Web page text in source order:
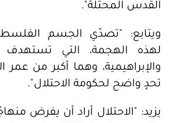
القدس المحتلة".
ويتابع: "تصدّي الجسم
لهذه الهجمة، التي تستهدف
والإبراهيمية، وهما أكبر من عمر
تحدٍ واضح لحكومة الاحتلال".
يزيد: "الاحتلال أراد أن يفرض